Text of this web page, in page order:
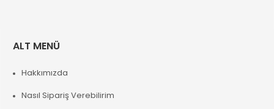
ALT MENÜ
Hakkımızda
Nasıl Sipariş Verebilirim